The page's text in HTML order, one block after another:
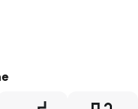
LED-
Die